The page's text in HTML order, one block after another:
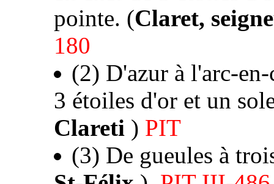
pointe. (Claret,
180
(2) D'azur à l'arc-
3 étoiles d'or et un
Clareti ) PIT
(3) De gueules à